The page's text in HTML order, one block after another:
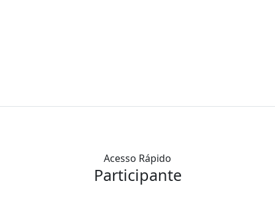
Acesso Rápido
Participante